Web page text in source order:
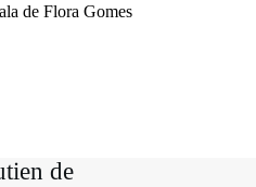
de Flora Gomes
de